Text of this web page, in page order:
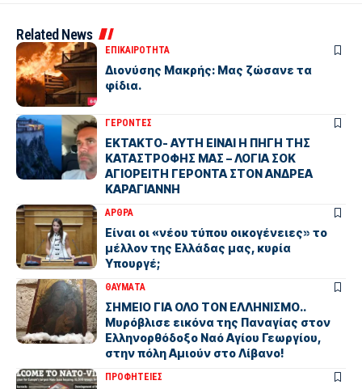
Related News
ΕΠΙΚΑΙΡΟΤΗΤΑ
Διονύσης Μακρής: Μας ζώσανε τα
φίδια.
ΓΕΡΟΝΤΕΣ
ΕΚΤΑΚΤΟ- ΑΥΤΗ ΕΙΝΑΙ Η ΠΗΓΗ ΤΗΣ
ΚΑΤΑΣΤΡΟΦΗΣ ΜΑΣ – ΛΟΓΙΑ ΣΟΚ
ΑΓΙΟΡΕΙΤΗ ΓΕΡΟΝΤΑ ΣΤΟΝ ΑΝΔΡΕΑ
ΚΑΡΑΓΙΑΝΝΗ
ΑΡΘΡΑ
Είναι οι «νέου τύπου οικογένειες» το
μέλλον της Ελλάδας μας, κυρία
Υπουργέ;
ΘΑΥΜΑΤΑ
ΣΗΜΕΙΟ ΓΙΑ ΟΛΟ ΤΟΝ ΕΛΛΗΝΙΣΜΟ..
Μυρόβλισε εικόνα της Παναγίας στον
Ελληνορθόδοξο Ναό Αγίου Γεωργίου,
στην πόλη Αμιούν στο Λίβανο!
ΠΡΟΦΗΤΕΙΕΣ